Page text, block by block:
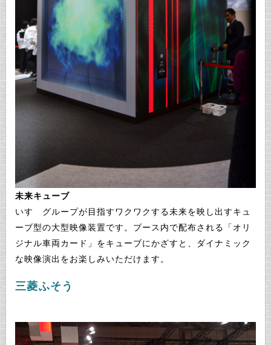
未来キューブ
いすゞグループが目指すワクワクする未来を映し出すキュ
ーブ型の大型映像装置です。ブース内で配布される「オリ
ジナル車両カード」をキューブにかざすと、ダイナミック
三菱ふそう